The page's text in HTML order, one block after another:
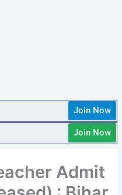
Join Now
Join Now
Admit